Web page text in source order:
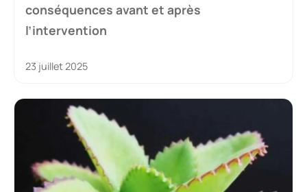
conséquences avant et après
l’intervention
23 juillet 2025